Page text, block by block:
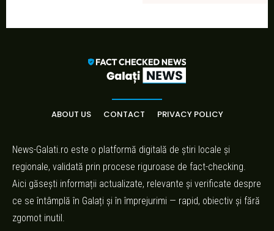
ABOUT US CONTACT PRIVACY POLICY
News-Galati.ro este o platformă digitală de știri locale și
regionale, validată prin procese riguroase de fact-checking.
Aici găsești informații actualizate, relevante și verificate despre
ce se întâmplă în Galați și în împrejurimi — rapid, obiectiv și fără
zgomot inutil.